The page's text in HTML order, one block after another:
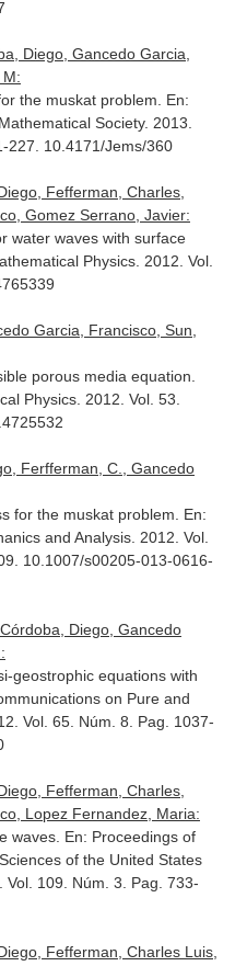
Diego, Gancedo Garcia,
the muskat problem. En:
Society. 2013.
227. 10.4171/Jems/360
Fefferman, Charles,
Gomez Serrano, Javier:
water waves with surface
Physics. 2012. Vol.
Garcia, Francisco, Sun,
porous media equation.
Physics. 2012. Vol. 53.
Ferfferman, C., Gancedo
for the muskat problem. En:
and Analysis. 2012. Vol.
10.1007/s00205-013-0616-
Diego, Gancedo
geostrophic equations with
on Pure and
Vol. 65. Núm. 8. Pag. 1037-
Fefferman, Charles,
Lopez Fernandez, Maria:
waves. En: Proceedings of
of the United States
Vol. 109. Núm. 3. Pag. 733-
Fefferman, Charles Luis,